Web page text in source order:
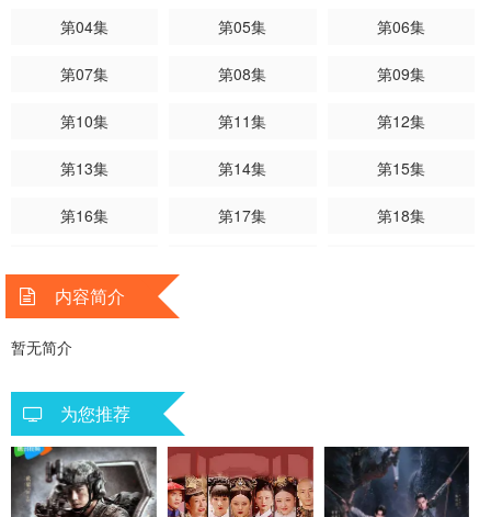
第04集 第05集 第06集
第07集 第08集 第09集
第10集 第11集 第12集
第13集 第14集 第15集
第16集 第17集 第18集
第22集
内容简介
暂无简介
为您推荐